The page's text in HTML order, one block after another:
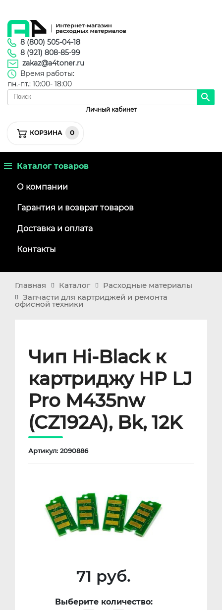
8 (800) 505-04-18
8 (921) 808-85-99
zakaz@a4toner.ru
Время работы:
пн.-пт.: 10:00- 18:00
Личный кабинет
КОРЗИНА 0
Каталог товаров
О компании
Гарантия и возврат товаров
Доставка и оплата
Контакты
Главная Каталог
Расходные материалы
Запчасти для картриджей и ремонта
офисной техники
Чип Hi-Black к
картриджу HP LJ
Pro M435nw
(CZ192A), Bk, 12K
Артикул: 2090886
71 руб.
Выберите количество: